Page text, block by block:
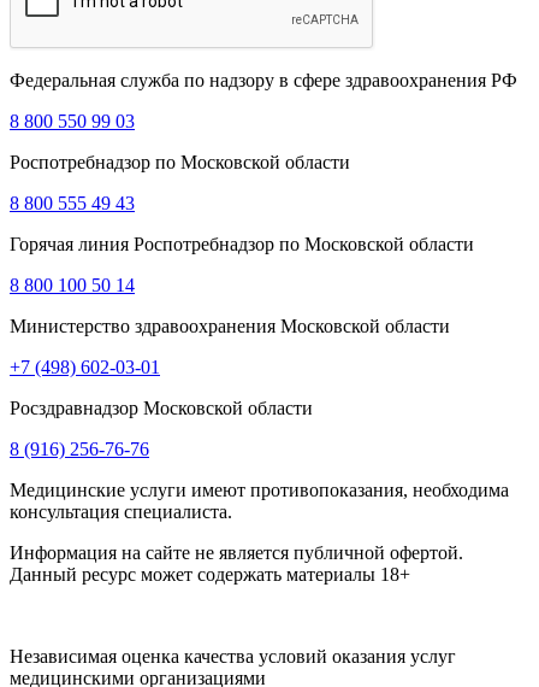
Федеральная служба по надзору в сфере здравоохранения РФ
8 800 550 99 03
Роспотребнадзор по Московской области
8 800 555 49 43
Горячая линия Роспотребнадзор по Московской области
8 800 100 50 14
Министерство здравоохранения Московской области
+7 (498) 602-03-01
Росздравнадзор Московской области
8 (916) 256-76-76
Медицинские услуги имеют противопоказания, необходима
консультация специалиста.
Информация на сайте не является публичной офертой.
Данный ресурс может содержать материалы 18+
Независимая оценка качества условий оказания услуг
медицинскими организациями